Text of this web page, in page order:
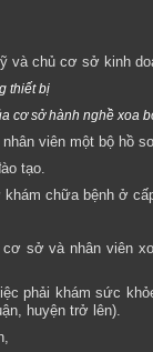
và chủ cơ sở kinh
thiết bị
cơ sở hành nghề xoa
viên một bộ hồ
tạo.
chữa bệnh ở
sở và nhân viên
phải khám sức
huyện trở lên).